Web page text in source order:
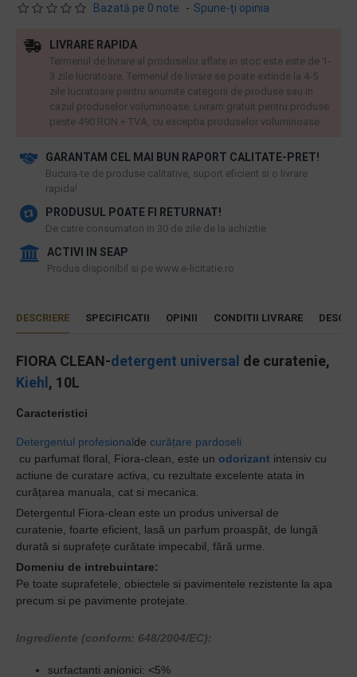
Bazată pe 0 note. - Spune-ţi opinia
GARANTAM CEL MAI BUN RAPORT CALITATE-PRET!
​Bucura-te de produse calitative, suport eficient si o livrare
rapida!
PRODUSUL POATE FI RETURNAT!
De catre consumatori in 30 de zile de la achizitie
ACTIVI IN SEAP
Produs disponibil si pe www.e-licitatie.ro
LIVRARE RAPIDA
Termenul de livrare al produselor aflate in stoc este este de 1-
3 zile lucratoare. Termenul de livrare se poate extinde la 4-5
zile lucratoare pentru anumite categorii de produse sau in
cazul produselor voluminoase. Livram gratuit pentru produse
peste 490 RON + TVA, cu exceptia produselor voluminoase.
DESCRIERE SPECIFICATII OPINII CONDITII LIVRARE
FIORA CLEAN-detergent universal de curatenie,
Kiehl , 10L
Caracteristici
Detergentul profesionalde curățare pardoseli
cu parfumat floral, Fiora-clean, este un odorizant intensiv cu
actiune de curatare activa, cu rezultate excelente atata in
curățarea manuala, cat si mecanica.
Detergentul Fiora-clean este un produs universal de
curatenie, foarte eficient, lasă un parfum proaspăt, de lungă
durată si suprafețe curătate impecabil, fără urme
Domeniu de intrebuintare:
Pe toate suprafetele, obiectele si pavimentele rezistente la apa
precum si pe pavimente protejate.
Ingrediente (conform: 648/2004/EC):
surfactanti anionici: <5%